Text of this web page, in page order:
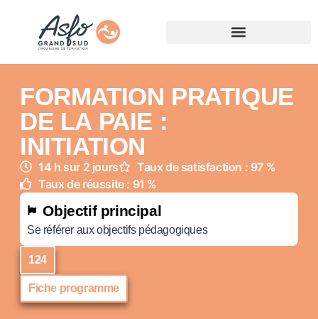
FORMATION PRATIQUE
DE LA PAIE :
INITIATION
14 h sur 2 jours
Taux de satisfaction : 97 %
Taux de réussite : 91 %
Objectif principal
Se référer aux objectifs pédagogiques
124
Fiche programme